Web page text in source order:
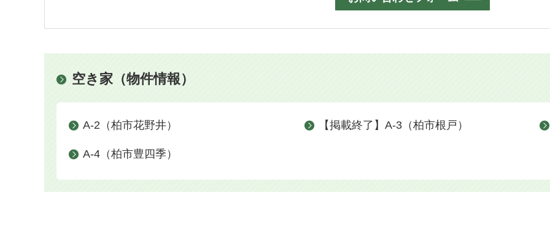
空き家（物件情報）
A-2（柏市花野井） 【掲載終了】A-3（柏市根戸）
A-4（柏市豊四季）